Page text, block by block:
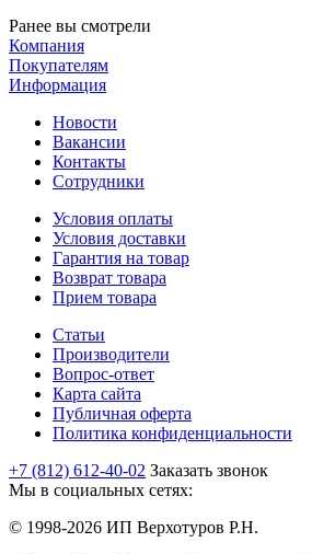
Ранее вы смотрели
Компания
Покупателям
Информация
Новости
Вакансии
Контакты
Сотрудники
Условия оплаты
Условия доставки
Гарантия на товар
Возврат товара
Прием товара
Статьи
Производители
Вопрос-ответ
Карта сайта
Публичная оферта
Политика конфиденциальности
+7 (812) 612-40-02 Заказать звонок
Мы в социальных сетях:
© 1998-2026 ИП Верхотуров Р.Н.